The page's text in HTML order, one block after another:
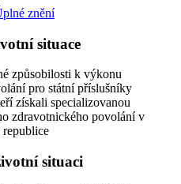
znění
situace
způsobilosti k výkonu
pro státní příslušníky
získali specializovanou
zdravotnického povolání v
republice
situaci